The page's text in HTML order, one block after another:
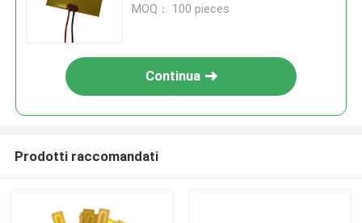
MOQ： 100 pieces
Continua
Prodotti raccomandati